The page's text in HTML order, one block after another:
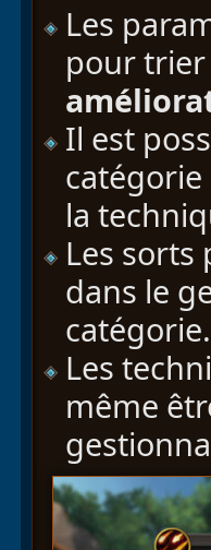
Les
pour
Il est
la
Les sorts
dans le
catégorie.
Les
même